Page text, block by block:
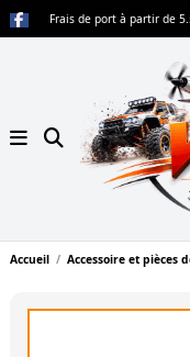
Frais de port à partir de
Accueil Accessoire et pièces